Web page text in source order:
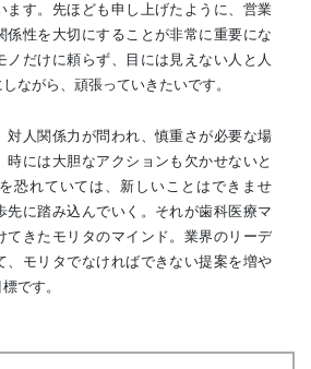
ます。先ほども申し上げたように、営業
係性を大切にすることが非常に重要にな
ノだけに頼らず、目には見えない人と人
ながら、頑張っていきたいです。
対人関係力が問われ、慎重さが必要な場
時には大胆なアクションも欠かせないと
恐れていては、新しいことはできませ
先に踏み込んでいく。それが歯科医療マ
てきたモリタのマインド。業界のリーデ
、モリタでなければできない提案を増や
です。